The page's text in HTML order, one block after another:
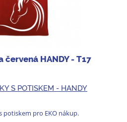
červená HANDY - T17
S POTISKEM - HANDY
potiskem pro EKO nákup.